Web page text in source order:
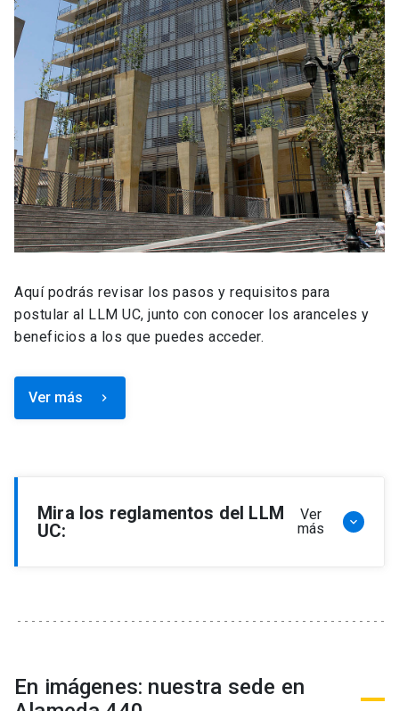
Aquí podrás revisar los pasos y requisitos para
postular al LLM UC, junto con conocer los aranceles y
beneficios a los que puedes acceder.
Ver más keyboard_arrow_right
Mira los reglamentos del LLM
UC:
Ver
más
keyboard_arrow_down
Reglamento de Becas y Descuentos Programa
de Magíster en Derecho, LLM
En imágenes: nuestra sede en